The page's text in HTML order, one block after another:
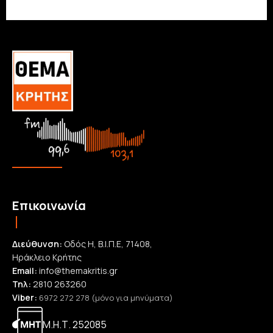
Επικοινωνία
Διεύθυνση: Οδός Η, Β.Ι.Π.Ε, 71408,
Ηράκλειο Κρήτης
Email: info@themakritis.gr
Τηλ: 2810 263260
Viber: 6972 272 278 (μόνο για μηνύματα)
Μ.Η.Τ. 252085